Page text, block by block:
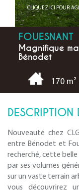
CLIQUEZ ICI POUR
FOUESNANT
Magnifique
Bénodet
170 m²
DESCRIPTION
Nouveauté chez
entre Bénodet et
recherché, cette
par ses volumes
sur un vaste terrain
vous découvrirez